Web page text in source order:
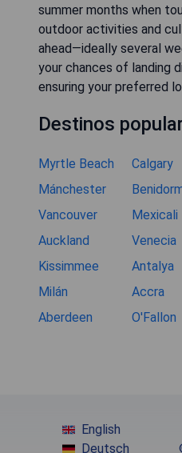
summer months when
outdoor activities and
ahead—ideally several
your chances of landing
ensuring your preferred
Destinos
Myrtle Beach Calgary
Mánchester
Vancouver
Mexicali
Auckland
Venecia
Kissimmee
Antalya
Milán
Accra
Aberdeen
O'Fallon
English
Deutsch